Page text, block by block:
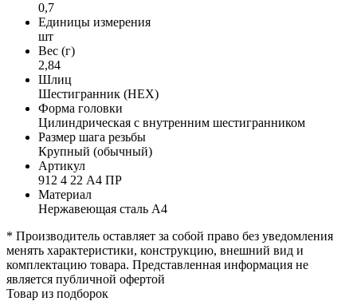
0,7
Единицы измерения
шт
Вес (г)
2,84
Шлиц
Шестигранник (HEX)
Форма головки
Цилиндрическая с внутренним шестигранником
Размер шага резьбы
Крупный (обычный)
Артикул
912 4 22 А4 ПР
Материал
Нержавеющая сталь А4
* Производитель оставляет за собой право без уведомления
менять характеристики, конструкцию, внешний вид и
комплектацию товара. Представленная информация не
является публичной офертой
Товар из подборок